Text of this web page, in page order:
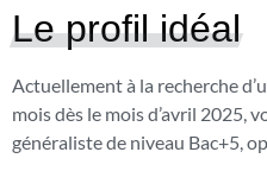
Le profil idéal
Actuellement à la recherche
mois dès le mois d’avril 2025,
généraliste de niveau Bac+5,